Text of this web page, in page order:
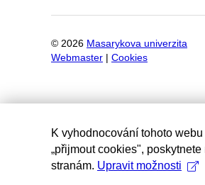
© 2026 Masarykova univerzita
Webmaster
Cookies
K vyhodnocování tohoto
„přijmout cookies",
stranám. Upravit možnosti